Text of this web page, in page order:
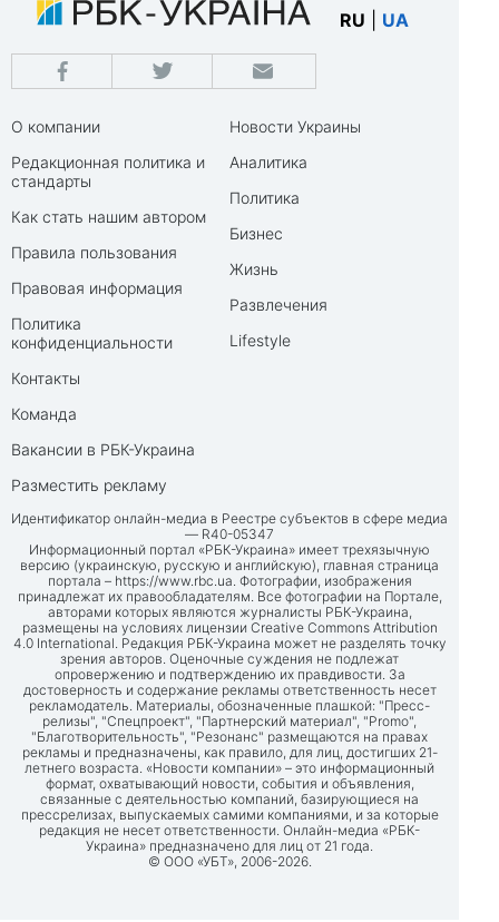
RU UA
О компании
Редакционная политика и
стандарты
Как стать нашим автором
Правила пользования
Правовая информация
Политика
конфиденциальности
Контакты
Команда
Вакансии в РБК-Украина
Разместить рекламу
Новости Украины
Аналитика
Политика
Бизнес
Жизнь
Развлечения
Lifestyle
Идентификатор онлайн-медиа в Реестре субъектов в сфере медиа
— R40-05347
Информационный портал «РБК-Украина» имеет трехязычную
версию (украинскую, русскую и английскую), главная страница
портала – https://www.rbc.ua. Фотографии, изображения
принадлежат их правообладателям. Все фотографии на Портале,
авторами которых являются журналисты РБК-Украина,
размещены на условиях лицензии Creative Commons Attribution
4.0 International. Редакция РБК-Украина может не разделять точку
зрения авторов. Оценочные суждения не подлежат
опровержению и подтверждению их правдивости. За
достоверность и содержание рекламы ответственность несет
рекламодатель. Материалы, обозначенные плашкой: "Пресс-
релизы", "Спецпроект", "Партнерский материал", "Promo",
"Благотворительность", "Резонанс" размещаются на правах
рекламы и предназначены, как правило, для лиц, достигших 21-
летнего возраста. «Новости компании» – это информационный
формат, охватывающий новости, события и объявления,
связанные с деятельностью компаний, базирующиеся на
прессрелизах, выпускаемых самими компаниями, и за которые
редакция не несет ответственности. Онлайн-медиа «РБК-
Украина» предназначено для лиц от 21 года.
© ООО «УБТ», 2006-2026.